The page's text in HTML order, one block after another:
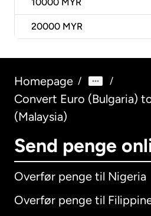
10000 MYR
20000 MYR
Homepage / /
Convert Euro (Bulgaria)
(Malaysia)
Send penge
Overfør penge til Nigeria
Overfør penge til